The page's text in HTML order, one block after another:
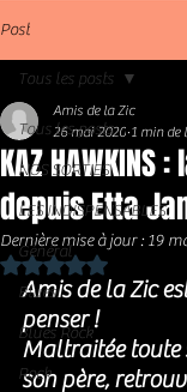
Post
Tous les posts
NOS SORTIES
LES INDISPENSABLES
Général
Blues
Blues Rock
Rock
Tous les posts
KAZ
depuis Etta
Amis de la Zic
26 mai 2020 1 min de
Dernière mise à jour :19
Noté NaN étoiles sur
Amis de la Zic
penser !
Maltraitée toute
son père,